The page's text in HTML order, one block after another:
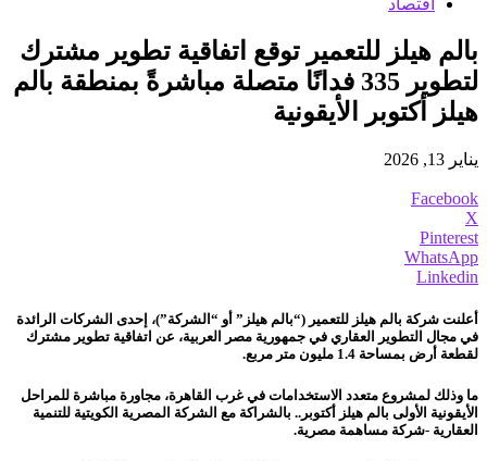
اقتصاد
بالم هيلز للتعمير توقع اتفاقية تطوير مشترك
لتطوير 335 فدانًا متصلة مباشرةً بمنطقة بالم
هيلز أكتوبر الأيقونية
يناير 13, 2026
Facebook
X
Pinterest
WhatsApp
Linkedin
أعلنت شركة بالم هيلز للتعمير (“بالم هيلز” أو “الشركة”)، إحدى الشركات الرائدة
في مجال التطوير العقاري في جمهورية مصر العربية، عن اتفاقية تطوير مشترك
لقطعة أرض بمساحة 1.4 مليون متر مربع.
ما وذلك لمشروع متعدد الاستخدامات في غرب القاهرة، مجاورة مباشرة للمراحل
الأيقونية الأولى بالم هيلز أكتوبر.. بالشراكة مع الشركة المصرية الكويتية للتنمية
العقارية -شركة مساهمة مصرية.